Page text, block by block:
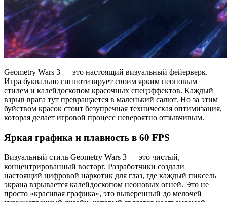
Geometry Wars 3 — это настоящий визуальный фейерверк.
Игра буквально гипнотизирует своим ярким неоновым
стилем и калейдоскопом красочных спецэффектов. Каждый
взрыв врага тут превращается в маленький салют. Но за этим
буйством красок стоит безупречная техническая оптимизация,
которая делает игровой процесс невероятно отзывчивым.
Яркая графика и плавность в 60 FPS
Визуальный стиль Geometry Wars 3 — это чистый,
концентрированный восторг. Разработчики создали
настоящий цифровой наркотик для глаз, где каждый пиксель
экрана взрывается калейдоскопом неоновых огней. Это не
просто «красивая графика», это выверенный до мелочей